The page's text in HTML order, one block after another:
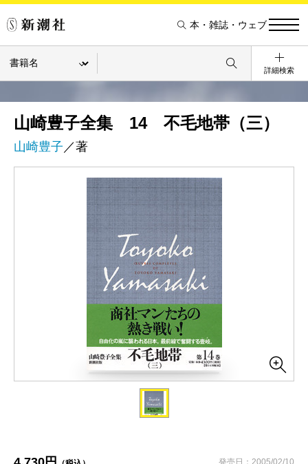
本・雑誌・ウェブ
詳細検索
山崎豊子全集 14 不毛地帯（三）
山崎豊子 ／著
発売日：2005/02/10